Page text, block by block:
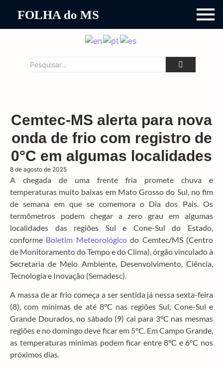
FOLHA do MS
Cemtec-MS alerta para nova
onda de frio com registro de
0°C em algumas localidades
8 de agosto de 2025
A chegada de uma frente fria promete chuva e
temperaturas muito baixas em Mato Grosso do Sul, no fim
de semana em que se comemora o Dia dos Pais. Os
termômetros podem chegar a zero grau em algumas
localidades das regiões Sul e Cone-Sul do Estado,
conforme Boletim Meteorológicodo Cemtec/MS (Centro
de Monitoramento do Tempo e do Clima), órgão vinculado à
Secretaria de Meio Ambiente, Desenvolvimento, Ciência,
Tecnologia e Inovação (Semadesc).
A massa de ar frio começa a ser sentida já nessa sexta-feira
(8), com mínimas de até 8°C nas regiões Sul, Cone-Sul e
Grande Dourados, no sábado (9) cai para 3°C nas mesmas
regiões e no domingo deve ficar em 5°C. Em Campo Grande,
as temperaturas mínimas podem ficar entre 8°C e 6°C nos
próximos dias.